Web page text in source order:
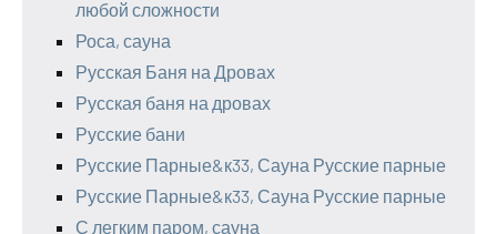
любой сложности
Роса, сауна
Русская Баня на Дровах
Русская баня на дровах
Русские бани
Русские Парные&к33, Сауна Русские парные
Русские Парные&к33, Сауна Русские парные
С легким паром, сауна